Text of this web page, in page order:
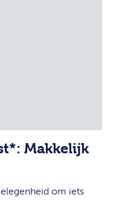
Makkelijk
om iets